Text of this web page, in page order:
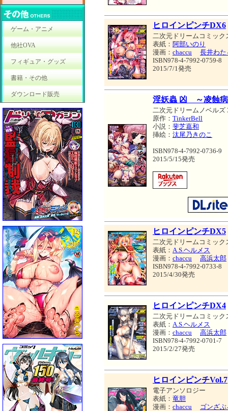
ゲーム・アニメ
他社OVA
フィギュア・グッズ
書籍・その他
ダウンロード販売
ヒロインピンチDX6
二次元ドリームコミック
表紙： 阿部いのり
漫画： chaccu
長井わた
ISBN978-4-7992-0759-8
2015/7/1発売
淫妖蟲 凶 ～凌蝕病
二次元ドリームノベルズ
原作： TinkerBell
小説： 斐芝嘉和
挿絵： 汰尾乃きのこ
ISBN978-4-7992-0736-9
2015/5/15発売
ヒロインピンチDX5
二次元ドリームコミック
表紙： A.S.ヘルメス
漫画： chaccu
高浜太郎
ISBN978-4-7992-0733-8
2015/4/30発売
ヒロインピンチDX4
二次元ドリームコミック
表紙： A.S.ヘルメス
漫画： chaccu
高浜太郎
ISBN978-4-7992-0701-7
2015/2/27発売
ヒロインピンチVol.7
電子アンソロジー
表紙： 竜胆
漫画： chaccu ゴンざぶ